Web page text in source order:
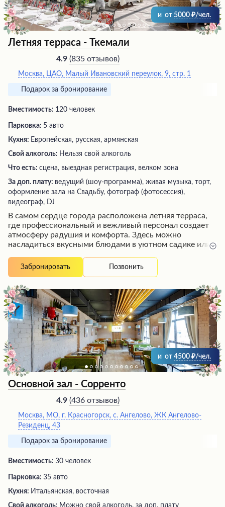
и от 5000 /чел.
Летняя терраса - Ткемали
4.9 (835 отзывов)
Москва, ЦАО, Малый Ивановский переулок, 9, стр. 1
Подарок за бронирование
Вместимость: 120 человек
Парковка: 5 авто
Кухня: Европейская, русская, армянская
Свой алкоголь: Нельзя свой алкоголь
Что есть: сцена, выездная регистрация, велком зона
За доп. плату: ведущий (шоу-программа), живая музыка, торт,
оформление зала на Свадьбу, фотограф (фотосессия),
видеограф, DJ
В самом сердце города расположена летняя терраса,
где профессиональный и вежливый персонал создает
атмосферу радушия и комфорта. Здесь можно
насладиться вкусными блюдами в уютном садике или
залах с отличной организацией. Гости высоко
оценивают великолепный сервис, стильный интерьер и
на ура и запомнится надолго.
Забронировать Позвонить
и от 4500 /чел.
Основной зал - Сорренто
4.9 (436 отзывов)
Москва, МО, г. Красногорск, с. Ангелово, ЖК Ангелово-
Резиденц, 43
Подарок за бронирование
Вместимость: 30 человек
Парковка: 35 авто
Кухня: Итальянская, восточная
Свой алкоголь: Можно свой алкоголь, за доп. плату